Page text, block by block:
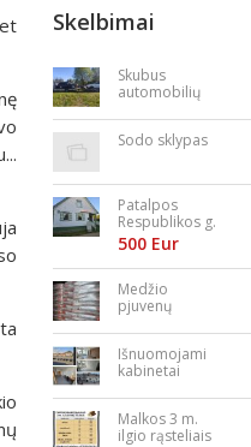
Skelbimai
Skubus
automobilių
Sodo sklypas
Patalpos
Respublikos g.
23
500 Eur
Medžio
pjuvenų
briketai
Išnuomojami
kabinetai
bės aikštėje
Malkos 3 m.
ilgio rąsteliais